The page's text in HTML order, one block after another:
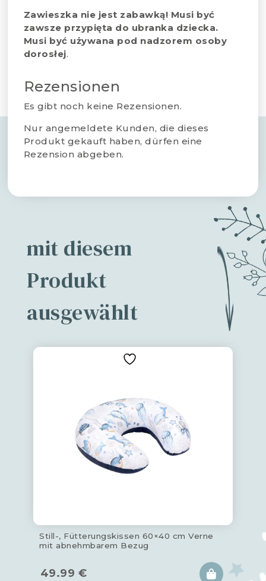
Zawieszka nie jest zabawką! Musi być
zawsze przypięta do ubranka dziecka.
Musi być używana pod nadzorem osoby
dorosłej.
Rezensionen
Es gibt noch keine Rezensionen.
Nur angemeldete Kunden, die dieses
Produkt gekauft haben, dürfen eine
Rezension abgeben.
mit diesem
Produkt
ausgewählt
Still-, Fütterungskissen 60×40 cm Verne
mit abnehmbarem Bezug
49.99 €